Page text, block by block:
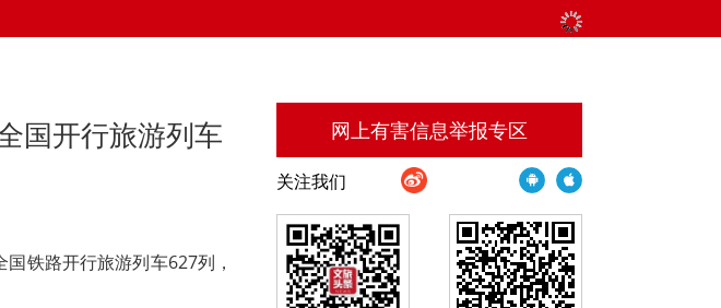
国开行旅游列车
铁路开行旅游列车627列，
网上有害信息举报专区
关注我们